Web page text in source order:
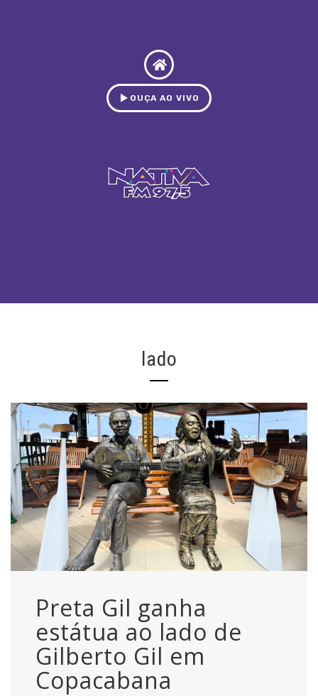
OUÇA AO VIVO
lado
Preta Gil ganha
estátua ao lado de
Gilberto Gil em
Copacabana